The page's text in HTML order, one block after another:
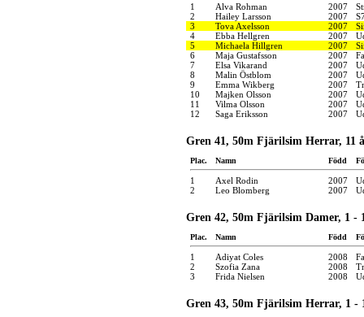
1 Alva Rohman 2007
2
Hailey Larsson 2007
3
Tova Axelsson 2007
4
Ebba Hellgren 2007
5
Michaela Hillgren 2007
6
Maja Gustafsson 2007
7
Elsa Vikarand 2007
8
Malin Östblom 2007
9
Emma Wikberg 2007
10
Majken Olsson 2007
11
Vilma Olsson 2007
12
Saga Eriksson 2007
Gren 41, 50m Fjärilsim Herrar, 11
Plac. Namn Född
1 Axel Rodin 2007
2
Leo Blomberg 2007
Gren 42, 50m Fjärilsim Damer, 1 -
Plac. Namn Född
1 Adiyat Coles 2008
2
Szofia Zana 2008
3
Frida Nielsen 2008
Gren 43, 50m Fjärilsim Herrar, 1 -